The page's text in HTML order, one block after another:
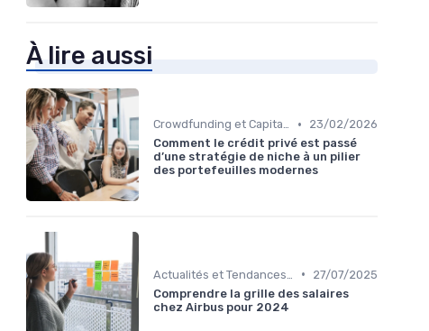
À lire aussi
Crowdfunding et Capital Risque •
23/02/2026
Comment le crédit privé est passé
d’une stratégie de niche à un pilier
des portefeuilles modernes
•
27/07/2025
Comprendre la grille des salaires
chez Airbus pour 2024